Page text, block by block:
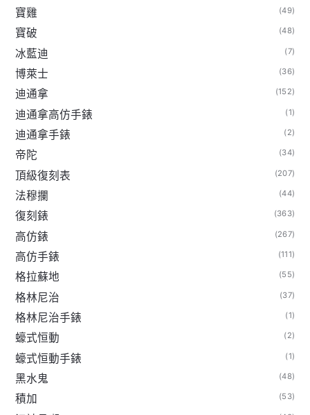
寶雞 (49)
寶破 (48)
冰藍迪 (7)
博萊士 (36)
迪通拿 (152)
迪通拿高仿手錶 (1)
迪通拿手錶 (2)
帝陀 (34)
頂級復刻表 (207)
法穆攔 (44)
復刻錶 (363)
高仿錶 (267)
高仿手錶 (111)
格拉蘇地 (55)
格林尼治 (37)
格林尼治手錶 (1)
蠔式恒動 (2)
蠔式恒動手錶 (1)
黑水鬼 (48)
積加 (53)